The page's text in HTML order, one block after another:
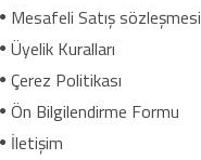
Mesafeli Satış sözleşmesi
Üyelik Kuralları
Çerez Politikası
Ön Bilgilendirme Formu
İletişim